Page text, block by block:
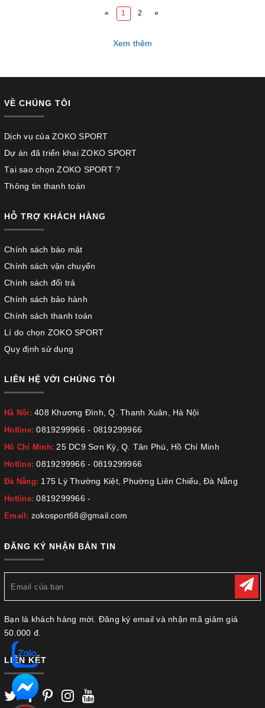
« 1 2 »
Xem thêm
VỀ CHÚNG TÔI
Dịch vụ của ZOKO SPORT
Dự án đã triển khai ZOKO SPORT
Tại sao chọn ZOKO SPORT ?
Thông tin thanh toán
HỖ TRỢ KHÁCH HÀNG
Chính sách bảo mật
Chính sách vận chuyển
Chính sách đổi trả
Chính sách bảo hành
Chính sách thanh toán
Lí do chọn ZOKO SPORT
Quy định sử dụng
LIÊN HỆ VỚI CHÚNG TÔI
Hà Nội: 408 Khương Đình, Q. Thanh Xuân, Hà Nội
Hotline:0819299966 - 0819299966
Hồ Chí Minh:25 DC9 Sơn Kỳ, Q. Tân Phú, Hồ Chí Minh
Hotline:0819299966 - 0819299966
Đà Nẵng: 175 Lý Thường Kiệt, Phường Liên Chiểu, Đà Nẵng
Hotline:0819299966 -
Email: zokosport68@gmail.com
ĐĂNG KÝ NHẬN BẢN TIN
Bạn là khách hàng mới. Đăng ký email và nhận mã giảm giá
50.000 đ.
LIÊN KẾT